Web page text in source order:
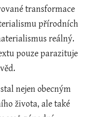
transformace
přírodních
reálný.
pouze parazituje
nejen obecným
života, ale také